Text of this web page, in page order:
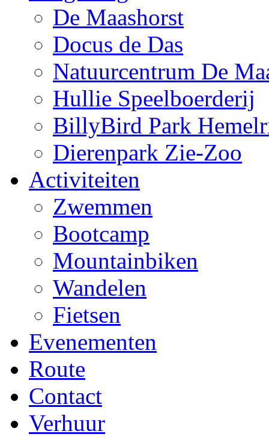
De Maashorst
Docus de Das
Natuurcentrum De
Hullie Speelboerderij
BillyBird Park
Dierenpark Zie-Zoo
Activiteiten
Zwemmen
Bootcamp
Mountainbiken
Wandelen
Fietsen
Evenementen
Route
Contact
Verhuur